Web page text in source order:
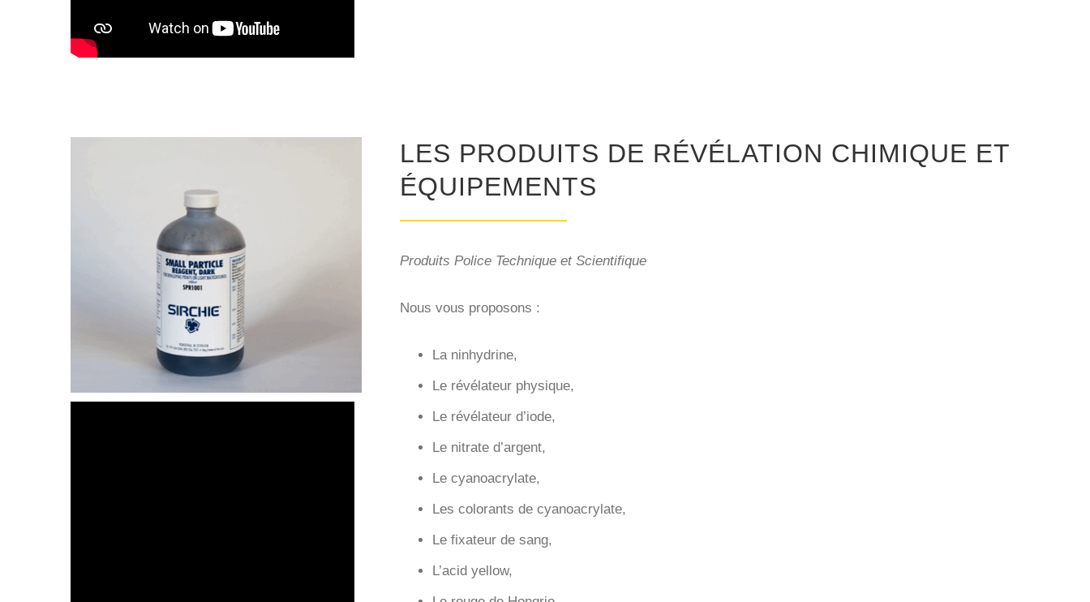
LES PRODUITS DE RÉVÉLATION CHIMIQUE ET
ÉQUIPEMENTS
Produits Police Technique et Scientifique
Nous vous proposons :
La ninhydrine,
Le révélateur physique,
Le révélateur d’iode,
Le nitrate d’argent,
Le cyanoacrylate,
Les colorants de cyanoacrylate,
Le fixateur de sang,
L’acid yellow,